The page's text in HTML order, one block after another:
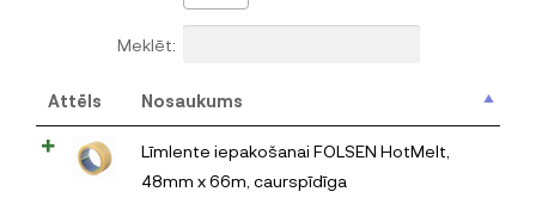
Meklēt:
Attēls Nosaukums
Līmlente iepakošanai FOLSEN HotMelt,
48mm x 66m, caurspīdīga